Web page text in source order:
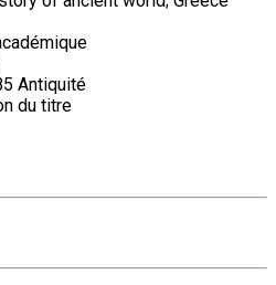
Antiquité
du titre